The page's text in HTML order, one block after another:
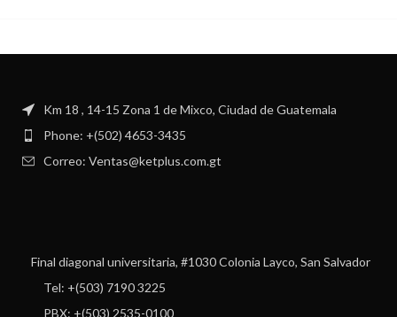
Km 18 , 14-15 Zona 1 de Mixco, Ciudad de Guatemala
Phone: +(502) 4653-3435
Correo: Ventas@ketplus.com.gt
Final diagonal universitaria, #1030 Colonia Layco, San Salvador
Tel: +(503) 7190 3225
PBX: +(503) 2535-0100